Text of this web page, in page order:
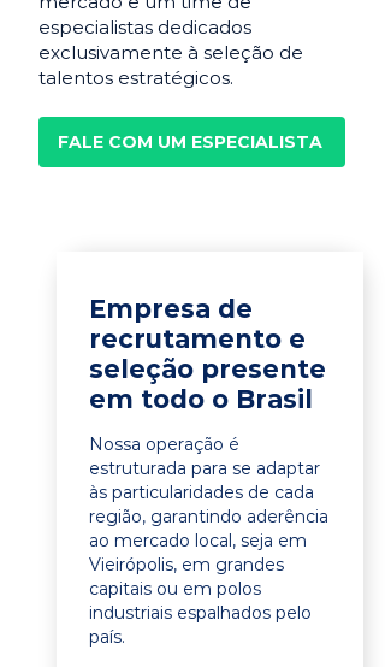
especialistas dedicados
exclusivamente à seleção de
talentos estratégicos.
FALE COM UM ESPECIALISTA
Empresa de
recrutamento e
seleção presente
em todo o Brasil
Nossa operação é
estruturada para se adaptar
às particularidades de cada
região, garantindo aderência
ao mercado local, seja em
Vieirópolis, em grandes
capitais ou em polos
industriais espalhados pelo
país.